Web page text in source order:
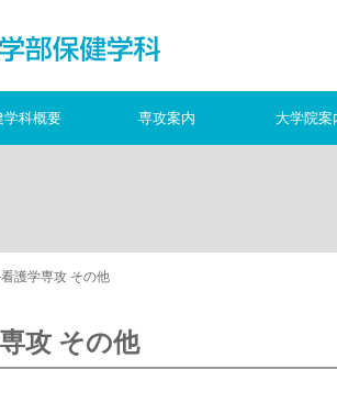
学科概要 専攻案内 大学院案
護学専攻 その他
攻 その他